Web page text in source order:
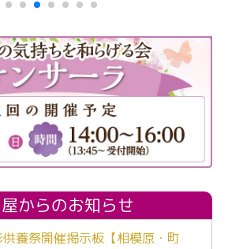
からのお知らせ
供養祭開催掲示板【相模原・町